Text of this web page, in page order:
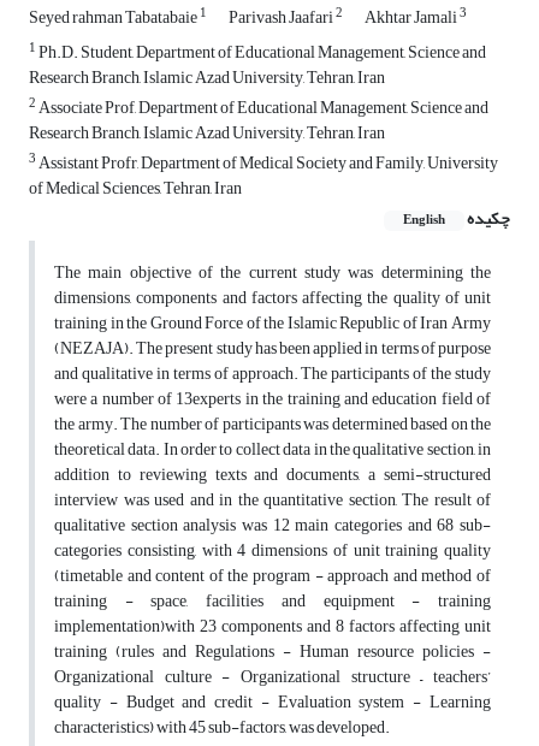
Seyed rahman Tabatabaie1 Parivash Jaafari2 Akhtar Jamali3
1Ph.D. Student, Department of Educational Management, Science and
Research Branch, Islamic Azad University, Tehran, Iran
2Associate Prof, Department of Educational Management, Science and
Research Branch, Islamic Azad University, Tehran, Iran
3Assistant Profr, Department of Medical Society and Family, University
of Medical Sciences, Tehran, Iran
چکیده
English
The main objective of the current study was determining the
dimensions, components and factors affecting the quality of unit
training in the Ground Force of the Islamic Republic of Iran Army
(NEZAJA). The present study has been applied in terms of purpose
and qualitative in terms of approach. The participants of the study
were a number of 13experts in the training and education field of
the army. The number of participants was determined based on the
theoretical data. In order to collect data in the qualitative section, in
addition to reviewing texts and documents, a semi-structured
interview was used and in the quantitative section, The result of
qualitative section analysis was 12 main categories and 68 sub-
categories consisting, with 4 dimensions of unit training quality
(timetable and content of the program - approach and method of
training - space, facilities and equipment - training
implementation)with 23 components and 8 factors affecting unit
training (rules and Regulations - Human resource policies -
Organizational culture - Organizational structure – teachers’
quality - Budget and credit - Evaluation system - Learning
characteristics) with 45 sub-factors, was developed.